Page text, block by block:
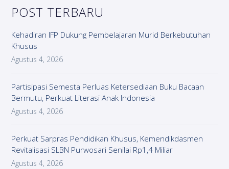
POST TERBARU
Kehadiran IFP Dukung Pembelajaran Murid Berkebutuhan
Khusus
Agustus 4, 2026
Partisipasi Semesta Perluas Ketersediaan Buku Bacaan
Bermutu, Perkuat Literasi Anak Indonesia
Agustus 4, 2026
Perkuat Sarpras Pendidikan Khusus, Kemendikdasmen
Revitalisasi SLBN Purwosari Senilai Rp1,4 Miliar
Agustus 4, 2026